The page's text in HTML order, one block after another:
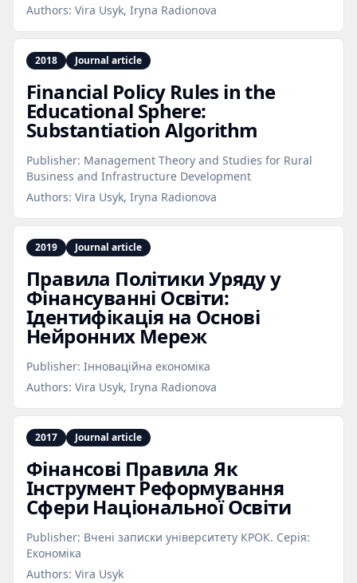
Authors: Vira Usyk, Iryna Radionova
2018 Journal article
Financial Policy Rules in the
Educational Sphere:
Substantiation Algorithm
Publisher: Management Theory and Studies for Rural
Business and Infrastructure Development
Authors: Vira Usyk, Iryna Radionova
2019 Journal article
Правила Політики Уряду у
Фінансуванні Освіти:
Ідентифікація на Основі
Нейронних Мереж
Publisher: Інноваційна економіка
Authors: Vira Usyk, Iryna Radionova
2017 Journal article
Фінансові Правила Як
Інструмент Реформування
Сфери Національної Освіти
Publisher: Вчені записки університету КРОК. Серія:
Економіка
Authors: Vira Usyk